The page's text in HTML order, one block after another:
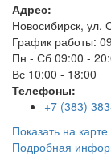
Адрес:
Новосибирск, ул.
График работы:
Пн - Сб 09:00 -
Вс 10:00 - 18:00
Телефоны:
+7 (383)
Показать на карте
Подробная